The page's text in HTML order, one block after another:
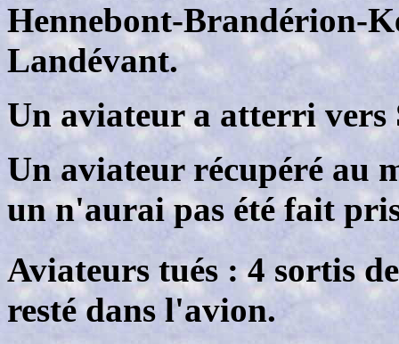
Hennebont-Brandérion-
Landévant.
Un aviateur a atterri vers
Un aviateur récupéré au
un n'aurai pas été fait
Aviateurs tués : 4 sortis
resté dans l'avion.